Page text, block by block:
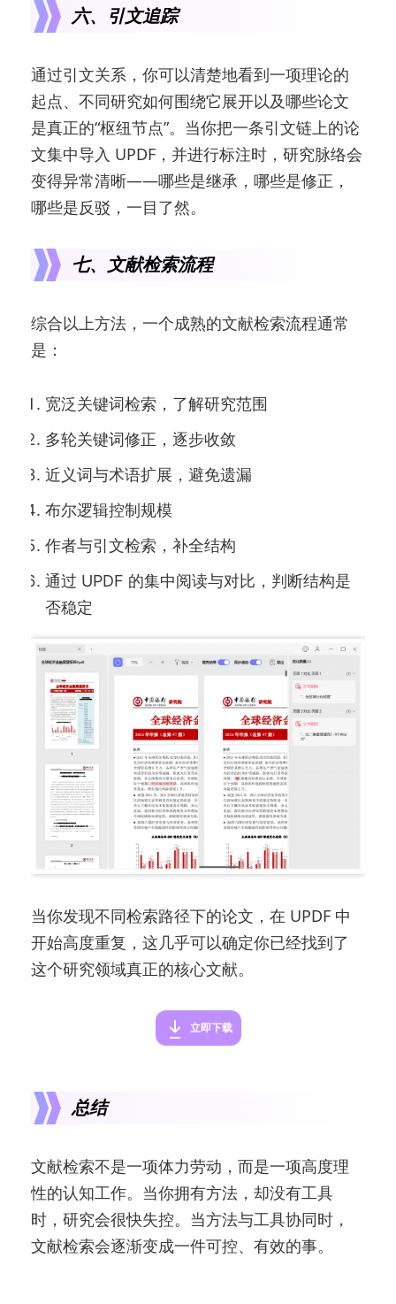
六、引文追踪
通过引文关系，你可以清楚地看到一项理论的
起点、不同研究如何围绕它展开以及哪些论文
是真正的“枢纽节点”。当你把一条引文链上的论
文集中导入 UPDF，并进行标注时，研究脉络会
变得异常清晰——哪些是继承，哪些是修正，
哪些是反驳，一目了然。
七、文献检索流程
综合以上方法，一个成熟的文献检索流程通常
是：
宽泛关键词检索，了解研究范围
多轮关键词修正，逐步收敛
近义词与术语扩展，避免遗漏
布尔逻辑控制规模
作者与引文检索，补全结构
通过 UPDF 的集中阅读与对比，判断结构是
否稳定
当你发现不同检索路径下的论文，在 UPDF 中
开始高度重复，这几乎可以确定你已经找到了
这个研究领域真正的核心文献。
立即下载
总结
文献检索不是一项体力劳动，而是一项高度理
性的认知工作。当你拥有方法，却没有工具
时，研究会很快失控。当方法与工具协同时，
文献检索会逐渐变成一件可控、有效的事。